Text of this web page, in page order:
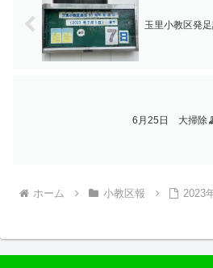
玉里小教区発
6月25日 大掃除
ホーム 小教区報 2023